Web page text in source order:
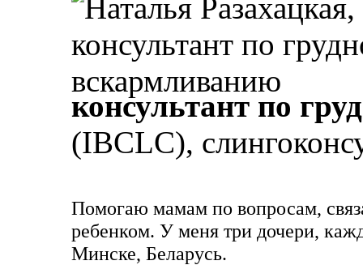
консультант по
(IBCLC),
Помогаю мамам по вопросам,
ребенком. У меня три дочери,
Минске, Беларусь.